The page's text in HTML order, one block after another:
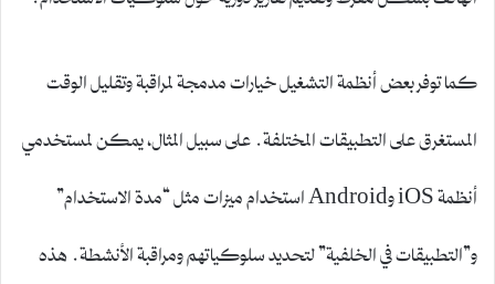
كما توفر بعض أنظمة التشغيل خيارات مدمجة لمراقبة وتقليل الوقت
المستغرق على التطبيقات المختلفة. على سبيل المثال، يمكن لمستخدمي
أنظمة iOS وAndroid استخدام ميزات مثل “مدة الاستخدام”
و”التطبيقات في الخلفية” لتحديد سلوكياتهم ومراقبة الأنشطة. هذه